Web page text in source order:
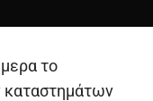
το
καταστημάτων